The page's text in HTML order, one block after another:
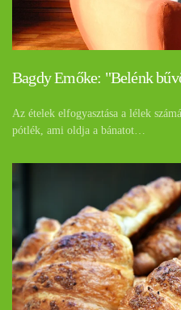
Bagdy Emőke: "Belénk
Az ételek elfogyasztása a lélek
pótlék, ami oldja a bánatot…